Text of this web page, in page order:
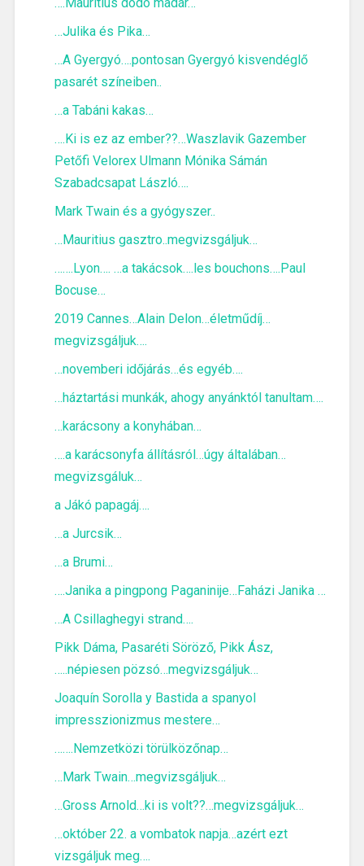
…Julika és Pika…
…A Gyergyó….pontosan Gyergyó kisvendéglő
pasarét színeiben..
…a Tabáni kakas…
….Ki is ez az ember??…Waszlavik Gazember
Petőfi Velorex Ulmann Mónika Sámán
Szabadcsapat László….
Mark Twain és a gyógyszer..
…Mauritius gasztro..megvizsgáljuk…
…….Lyon…. …a takácsok….les bouchons….Paul
Bocuse…
2019 Cannes…Alain Delon…életműdíj…
megvizsgáljuk….
…novemberi időjárás…és egyéb….
…háztartási munkák, ahogy anyánktól tanultam….
…karácsony a konyhában…
….a karácsonyfa állításról…úgy általában…
megvizsgáluk…
a Jákó papagáj….
…a Jurcsik…
…a Brumi…
….Janika a pingpong Paganinije…Faházi Janika …
…A Csillaghegyi strand….
Pikk Dáma, Pasaréti Söröző, Pikk Ász,
…..népiesen pözsó…megvizsgáljuk…
Joaquín Sorolla y Bastida a spanyol
impresszionizmus mestere…
…….Nemzetközi törülközőnap…
…Mark Twain…megvizsgáljuk…
…Gross Arnold…ki is volt??…megvizsgáljuk…
…október 22. a vombatok napja…azért ezt
vizsgáljuk meg….